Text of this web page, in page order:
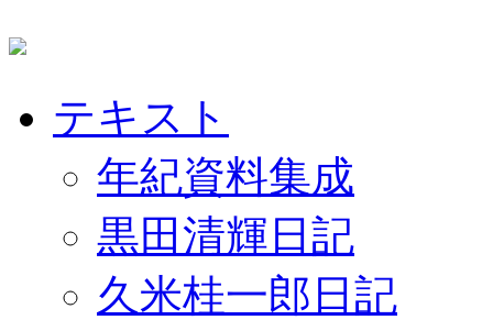
テキスト
年紀資料集成
黒田清輝日記
久米桂一郎日記